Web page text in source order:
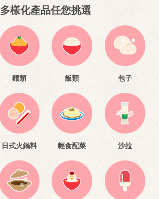
多樣化產品任您挑選
麵類 飯類 包子
日式火鍋料 輕食配菜 沙拉